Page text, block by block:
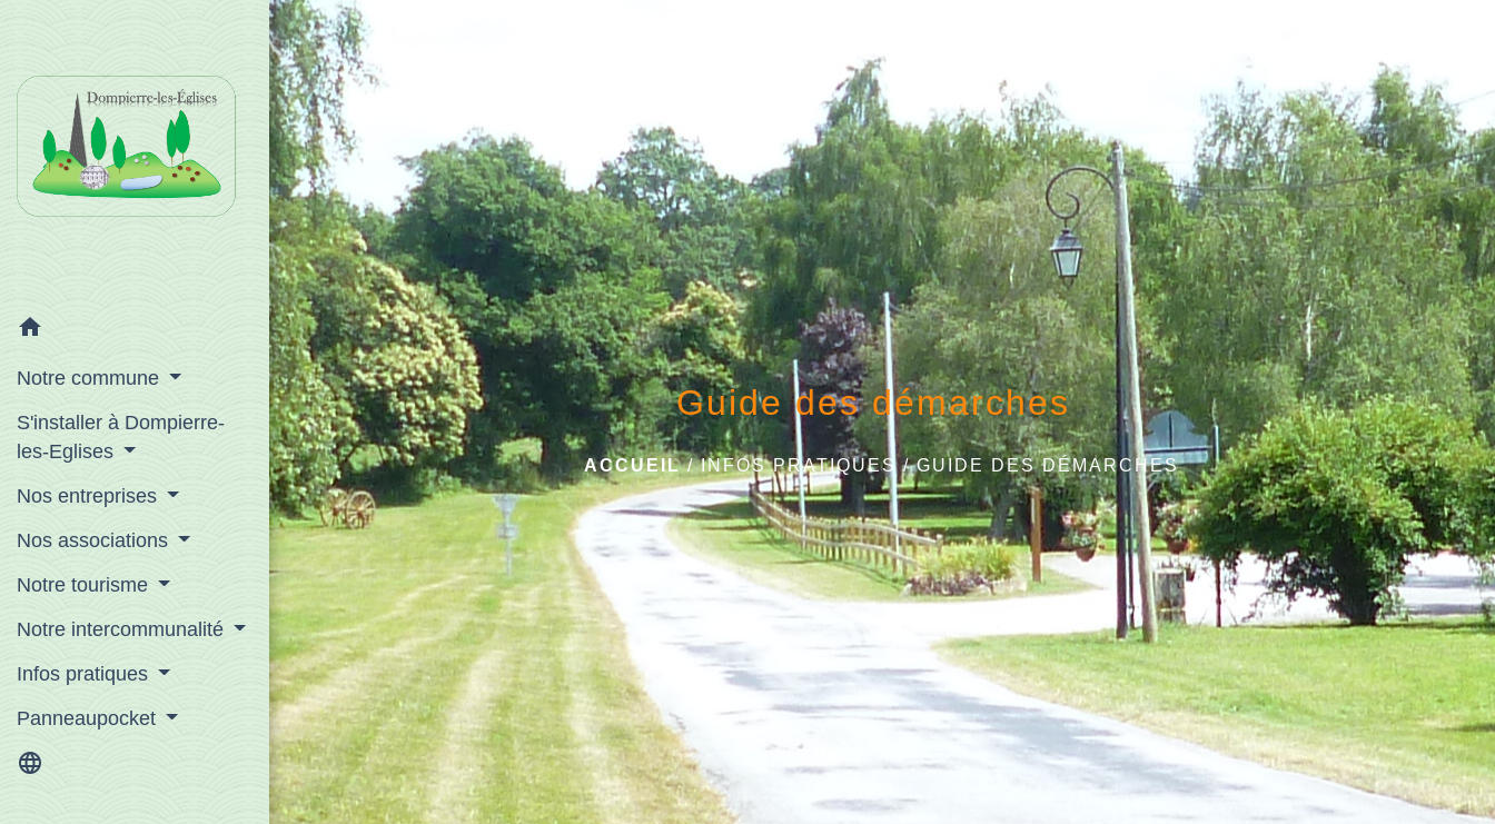
home
Notre commune
S'installer à Dompierre-
les-Eglises
Nos entreprises
Nos associations
Notre tourisme
Notre intercommunalité
Infos pratiques
Panneaupocket
language
Guide des démarches
ACCUEIL/INFOS PRATIQUES/GUIDE DES DÉMARCHES